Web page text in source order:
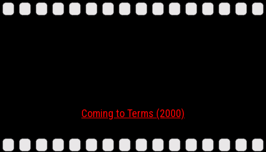
Coming to Terms (2000)